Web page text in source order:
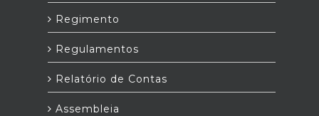
Regimento
Regulamentos
Relatório de Contas
Assembleia